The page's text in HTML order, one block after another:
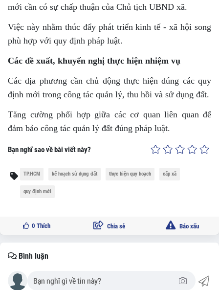
mới cần có sự chấp thuận của Chủ tịch UBND xã.
Việc này nhằm thúc đẩy phát triển kinh tế - xã hội song
phù hợp với quy định pháp luật.
Các đề xuất, khuyến nghị thực hiện nhiệm vụ
Các địa phương cần chủ động thực hiện đúng các quy
định mới trong công tác quản lý, thu hồi và sử dụng đất.
Tăng cường phối hợp giữa các cơ quan liên quan để
đảm bảo công tác quản lý đất đúng pháp luật.
Bạn nghĩ sao về bài viết này?
TP.HCM kế hoạch sử dụng đất thực hiện quy hoạch cấp xã
quy định mới
0 Thích Chia sẻ Báo xấu
Bình luận